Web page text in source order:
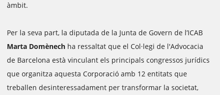
àmbit.
Per la seva part, la diputada de la Junta de Govern de l’ICAB
Marta Domènech ha ressaltat que el Col·legi de l'Advocacia
de Barcelona està vinculant els principals congressos jurídics
que organitza aquesta Corporació amb 12 entitats que
treballen desinteressadament per transformar la societat,